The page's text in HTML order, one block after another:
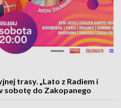
trasy. „Lato z Radiem i
sobotę do Zakopanego